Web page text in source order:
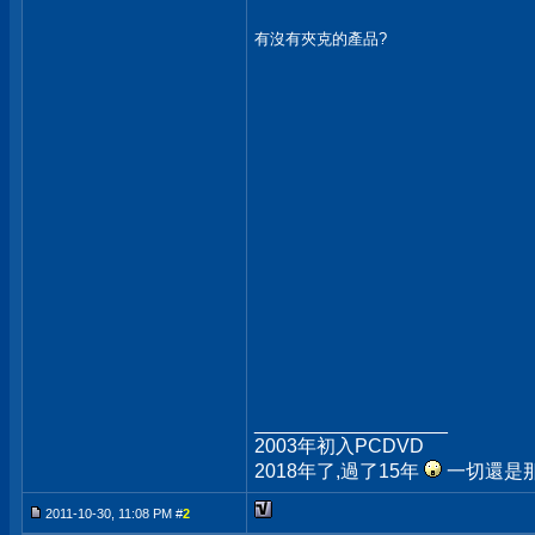
有沒有夾克的產品?
2003年初入PCDVD
2018年了,過了15年
一切還是
2011-10-30, 11:08 PM #2